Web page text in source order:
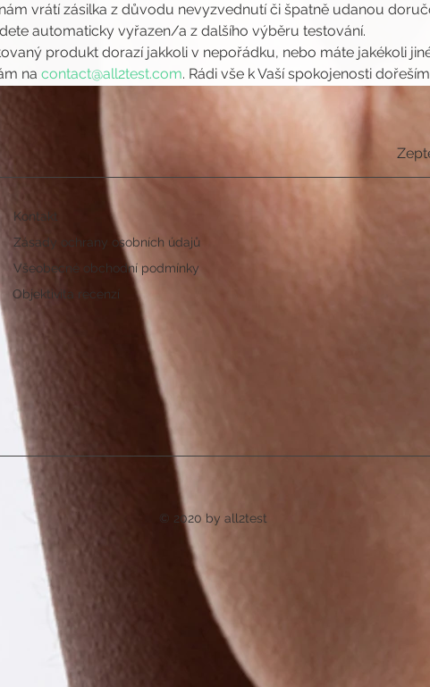
vrátí zásilka z důvodu nevyzvednutí či špatně udanou
automaticky vyřazen/a z dalšího výběru testování.
produkt dorazí jakkoli v nepořádku, nebo máte jakékoli
na contact@all2test.com. Rádi vše k Vaší spokojenosti
Kontakt
Zásady ochrany osobních údajů
Všeobecné obchodní podmínky
Objektivita recenzí
© 2020 by all2test